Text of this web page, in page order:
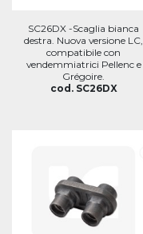
SC26DX -Scaglia bianca
destra. Nuova versione LC,
compatibile con
vendemmiatrici Pellenc e
Grégoire.
cod. SC26DX